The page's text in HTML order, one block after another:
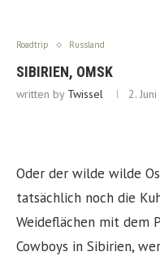
Roadtrip Russland
SIBIRIEN, OMSK
written by Twissel 2.
Oder der wilde wilde
tatsächlich noch die
Weideflächen mit dem
Cowboys in Sibirien,